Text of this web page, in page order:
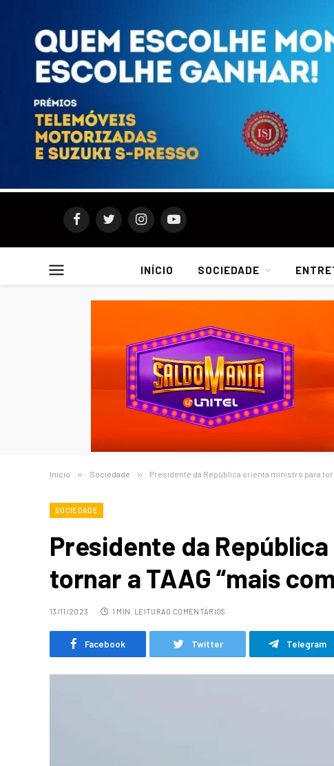
FacebookTwitterInstagramYouTube
INÍCIO SOCIEDADE
Início » Sociedade » Presidente da República orienta ministro para
SOCIEDADE
Presidente da
tornar a TAAG “mais
13/11/2023 1 MIN. LEITURA0 COMENTÁRIOS
Facebook Twitter Telegram